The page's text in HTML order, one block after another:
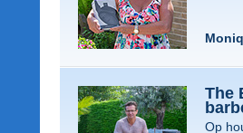
The
Op